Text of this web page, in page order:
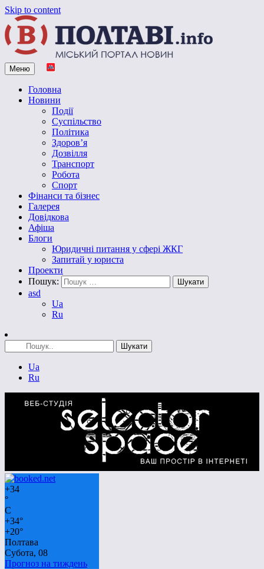
Skip to content
Vpoltave.info
Полтавський портал новин
Меню
Головна
Новини
Події
Суспільство
Політика
Здоров’я
Дозвілля
Транспорт
Робота
Спорт
Фінанси та бізнес
Галерея
Довідкова
Афіша
Блоги
Юридичні питання у сфері ЖКГ
Запитай у юриста
Проекти
Пошук:
asd
Ua
Ru
Ua
Ru
+34
°
C
+34°
+20°
Полтава
Субота, 08
Прогноз на тиждень